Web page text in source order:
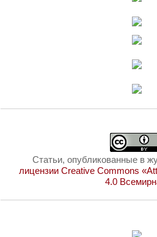
Статьи, опубликованные в
лицензии Creative Commons
4.0